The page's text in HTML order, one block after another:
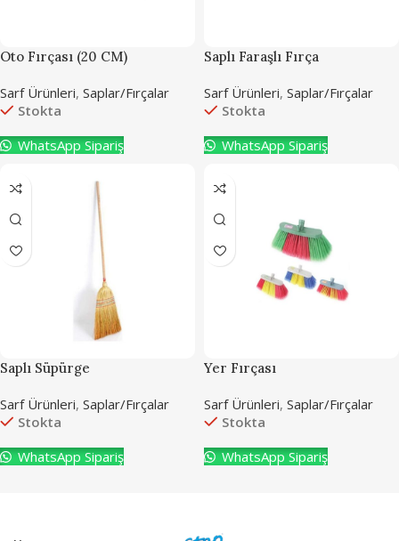
Oto Fırçası (20 CM)
Sarf Ürünleri, Saplar/Fırçalar
Stokta
WhatsApp Sipariş
Saplı Faraşlı Fırça
Sarf Ürünleri, Saplar/Fırçalar
Stokta
WhatsApp Sipariş
Saplı Süpürge
Sarf Ürünleri, Saplar/Fırçalar
Stokta
WhatsApp Sipariş
Yer Fırçası
Sarf Ürünleri, Saplar/Fırçalar
Stokta
WhatsApp Sipariş